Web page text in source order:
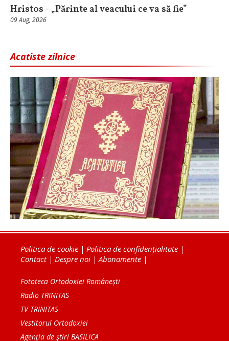
Hristos - „Părinte al veacului ce va să fie”
09 Aug, 2026
Acatiste zilnice
Politica de cookie | Politica de confidențialitate |
Contact| Despre noi | Abonamente |
Fototeca Ortodoxiei Românești
Radio TRINITAS
TV TRINITAS
Vestitorul Ortodoxiei
Agenţia de ştiri BASILICA